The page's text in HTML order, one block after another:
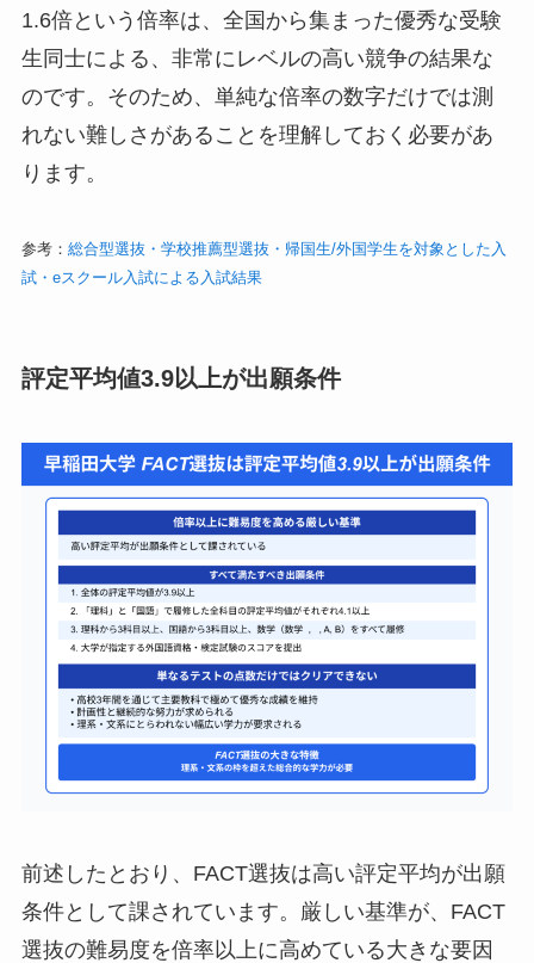
1.6倍という倍率は、全国から集まった優秀な受験
生同士による、非常にレベルの高い競争の結果な
のです。そのため、単純な倍率の数字だけでは測
れない難しさがあることを理解しておく必要があ
ります。
参考： 総合型選抜・学校推薦型選抜・帰国生/外国学生を対象とした入
試・eスクール入試による入試結果
評定平均値3.9以上が出願条件
前述したとおり、FACT選抜は高い評定平均が出願
条件として課されています。厳しい基準が、FACT
選抜の難易度を倍率以上に高めている大きな要因